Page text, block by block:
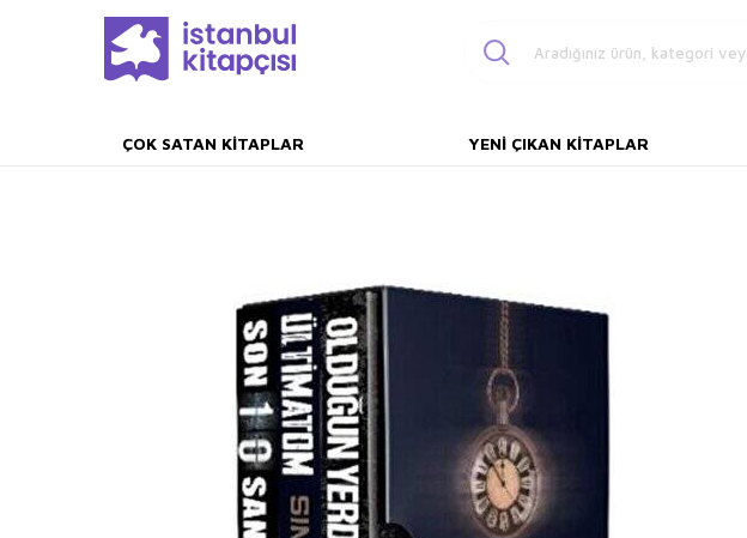
ÇOK SATAN KITAPLAR YENI ÇIKAN KITAPLAR